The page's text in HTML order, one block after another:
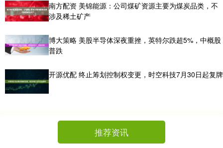
南方配资 美锦能源：公司煤矿资源主要为煤炭品类，不
涉及稀土矿产
博大策略 美股半导体深夜重挫，英特尔跌超5%，中概股
普跌
开源优配 终止筹划控制权变更，时空科技7月30日起复牌
推荐资讯